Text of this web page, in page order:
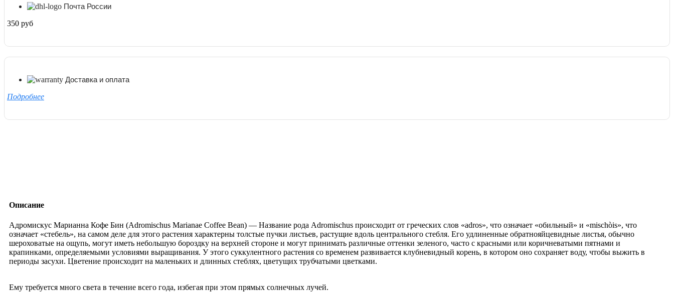
Почта России
350 руб
Доставка и оплата
Подробнее
Описание
Адромискус Марианна Кофе Бин (Adromischus Marianae Coffee Bean) — Название рода Adromischus происходит от греческих слов «adros», что означает «обильный» и «mischòis», что
означает «стебель», на самом деле для этого растения характерны толстые пучки листьев, растущие вдоль центрального стебля. Его удлиненные обратнояйцевидные листья, обычно
шероховатые на ощупь, могут иметь небольшую бороздку на верхней стороне и могут принимать различные оттенки зеленого, часто с красными или коричневатыми пятнами и
крапинками, определяемыми условиями выращивания. У этого суккулентного растения со временем развивается клубневидный корень, в котором оно сохраняет воду, чтобы выжить в
периоды засухи. Цветение происходит на маленьких и длинных стеблях, цветущих трубчатыми цветками.
Ему требуется много света в течение всего года, избегая при этом прямых солнечных лучей.